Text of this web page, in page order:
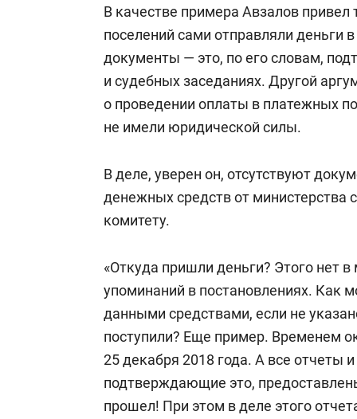
В качестве примера Авзалов привел
поселений сами отправляли деньги
документы — это, по его словам,
и судебных заседаниях. Другой
о проведении оплаты в платежных
не имели юридической силы.
В деле, уверен он, отсутствуют
денежных средств от министерства
комитету.
«Откуда пришли деньги? Этого нет
упоминаний в постановлениях. Как
данными средствами, если не
поступили? Еще пример. Временем
25 декабря 2018 года. А все отчеты
подтверждающие это,
прошел! При этом в деле этого